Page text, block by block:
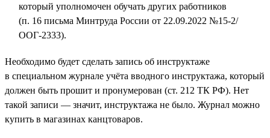
который уполномочен обучать других работников
(п. 16 письма Минтруда России от 22.09.2022 №15-2/
ООГ-2333).
Необходимо будет сделать запись об инструктаже
в специальном журнале учёта вводного инструктажа, который
должен быть прошит и пронумерован (ст. 212 ТК РФ). Нет
такой записи — значит, инструктажа не было. Журнал можно
купить в магазинах канцтоваров.